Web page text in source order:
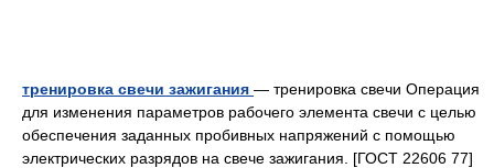
тренировка свечи зажигания — тренировка свечи Операция
для изменения параметров рабочего элемента свечи с целью
обеспечения заданных пробивных напряжений с помощью
электрических разрядов на свече зажигания. [ГОСТ 22606 77]